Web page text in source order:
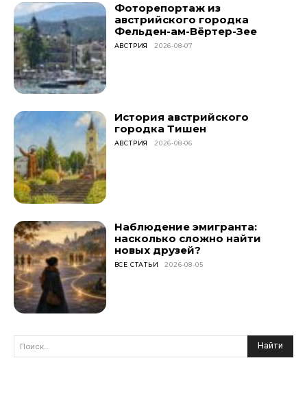
Фоторепортаж из
австрийского городка
Фельден-ам-Вёртер-Зее
АВСТРИЯ 2026-08-07
История австрийского
городка Тишен
АВСТРИЯ 2026-08-06
Наблюдение эмигранта:
насколько сложно найти
новых друзей?
ВСЕ СТАТЬИ 2026-08-05
Поиск... Найти